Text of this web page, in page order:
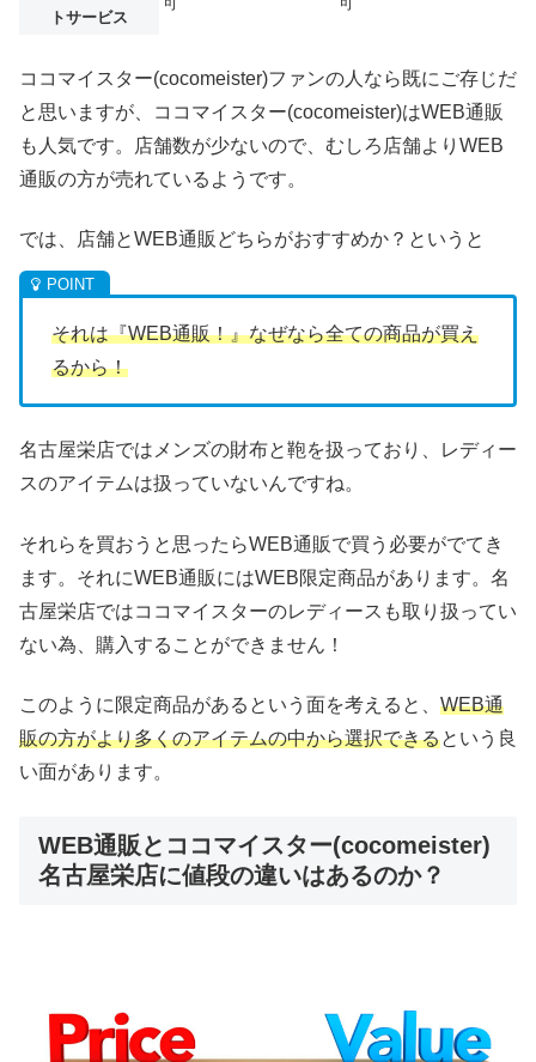
トサービス
ココマイスター(cocomeister)ファンの人なら既にご存じだ
と思いますが、ココマイスター(cocomeister)はWEB通販
も人気です。店舗数が少ないので、むしろ店舗よりWEB
通販の方が売れているようです。
では、店舗とWEB通販どちらがおすすめか？というと
それは『WEB通販！』なぜなら全ての商品が買え
るから！
名古屋栄店ではメンズの財布と鞄を扱っており、レディー
スのアイテムは扱っていないんですね。
それらを買おうと思ったらWEB通販で買う必要がでてき
ます。それにWEB通販にはWEB限定商品があります。名
古屋栄店ではココマイスターのレディースも取り扱ってい
ない為、購入することができません！
このように限定商品があるという面を考えると、 WEB通
販の方がより多くのアイテムの中から選択できるという良
い面があります。
WEB通販とココマイスター(cocomeister)
名古屋栄店に値段の違いはあるのか？